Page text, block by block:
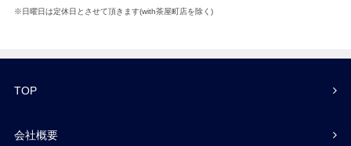
※日曜日は定休日とさせて頂きます(with茶屋町店を除く)
TOP
会社概要